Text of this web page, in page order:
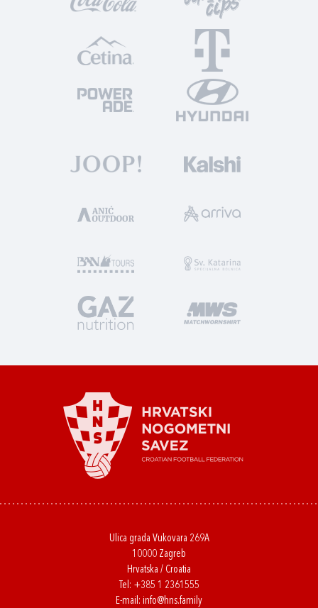
Ulica grada Vukovara 269A
10000 Zagreb
Hrvatska / Croatia
Tel: +385 1 2361555
E-mail: info@hns.family